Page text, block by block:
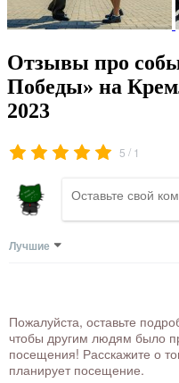
Отзывы про
Победы» на
2023
5 / 1
Лучшие
Пожалуйста, оставьте
чтобы другим людям было
посещения! Расскажите о
планирует посещение.